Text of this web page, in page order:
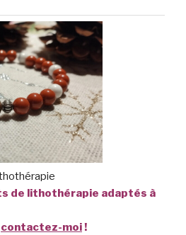
de lithothérapie adaptés à
contactez-moi!